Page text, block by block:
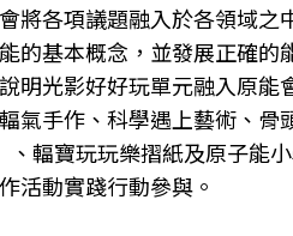
將各項議題融入於各領域之
的基本概念，並發展正確的
明光影好好玩單元融入原能
氣手作、科學遇上藝術、骨
輻寶玩玩樂摺紙及原子能
活動實踐行動參與。